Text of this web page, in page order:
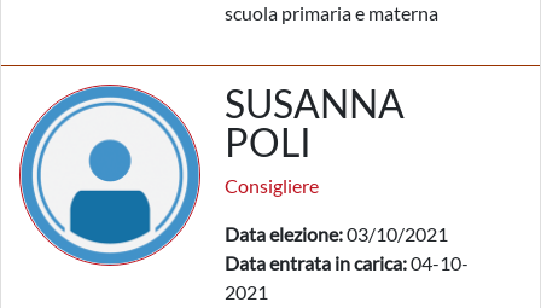
scuola primaria e materna
SUSANNA
POLI
Consigliere
Data elezione:03/10/2021
Data entrata in carica:04-10-
2021